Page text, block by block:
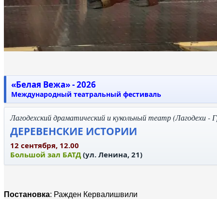
«Белая Вежа» - 2026
Международный театральный фестиваль
Лагодехский драматический и кукольный театр (Лагодехи -
ДЕРЕВЕНСКИЕ ИСТОРИИ
12 сентября, 12.00
Большой зал БАТД(ул. Ленина, 21)
Постановка: Ражден Кервалишвили